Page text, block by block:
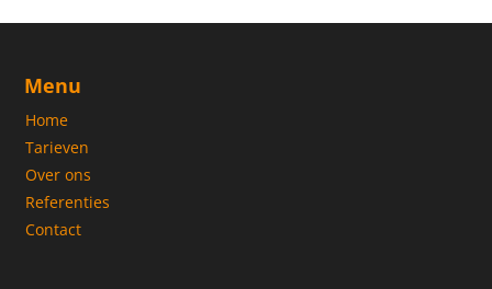
Menu
Home
Tarieven
Over ons
Referenties
Contact